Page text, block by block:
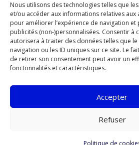
Nous utilisons des technologies telles que
et/ou accéder aux informations relatives aux
pour améliorer l’expérience de navigation
publicités (non-)personnalisées. Consentir à
autorisera à traiter des données telles que
navigation ou les ID uniques sur ce site. Le
de retirer son consentement peut avoir un
fonctonnalités et caractéristiques.
Accepter
Refuser
Politique de
Tous droits réservés à